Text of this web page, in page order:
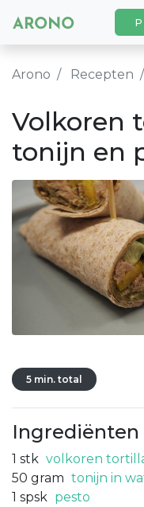
Arono Recepten
Volkoren
tonijn en
5 min. total
Ingrediënten
1 stk volkoren
50 gram tonijn in
1 spsk pesto